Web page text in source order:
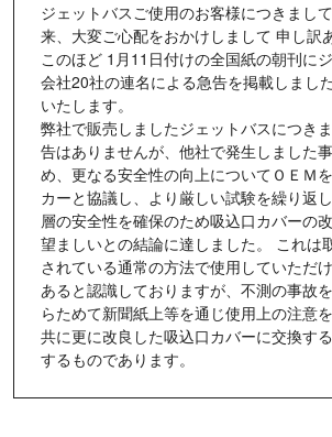
ジェットバスご使用のお客様につきまし
来、大変ご心配をおかけしまして 申し訳
このほど 1月11日付けの全国紙の朝刊に
会社20社の連名による急告を掲載しまし
いたします。
弊社で販売しましたジェットバスにつき
告はありませんが、他社で発生しました
め、更なる安全性の向上についてＯＥＭ
カーと協議し、より厳しい試験を繰り返
層の安全性を確保のため吸込口カバーの
望ましいとの結論に達しました。 これは
されている通常の方法で使用していただ
あると認識しておりますが、不測の事故
らためて新聞紙上等を通じ使用上の注意
共に更に改良した吸込口カバーに交換す
するものであります。